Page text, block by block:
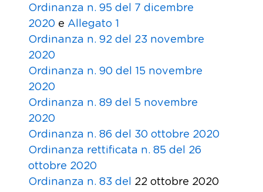
Ordinanza n. 95 del 7 dicembre
2020 e Allegato 1
Ordinanza n. 92 del 23 novembre
2020
Ordinanza n. 90 del 15 novembre
2020
Ordinanza n. 89 del 5 novembre
2020
Ordinanza n. 86 del 30 ottobre 2020
Ordinanza rettificata n. 85 del 26
ottobre 2020
Ordinanza n. 83 del 22 ottobre 2020